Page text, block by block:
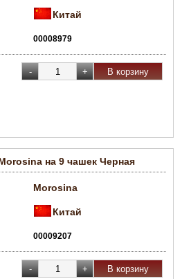
Китай
00008979
на 9 чашек Черная
Morosina
Китай
00009207